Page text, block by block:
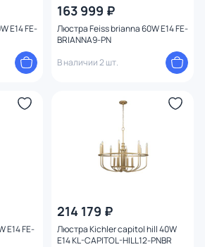
E14 FE-
163 999 ₽
Люстра Feiss brianna 60W E14 FE-
BRIANNA9-PN
В наличии 2 шт.
E14 FE-
214 179 ₽
Люстра Kichler capitol hill 40W
E14 KL-CAPITOL-HILL12-PNBR